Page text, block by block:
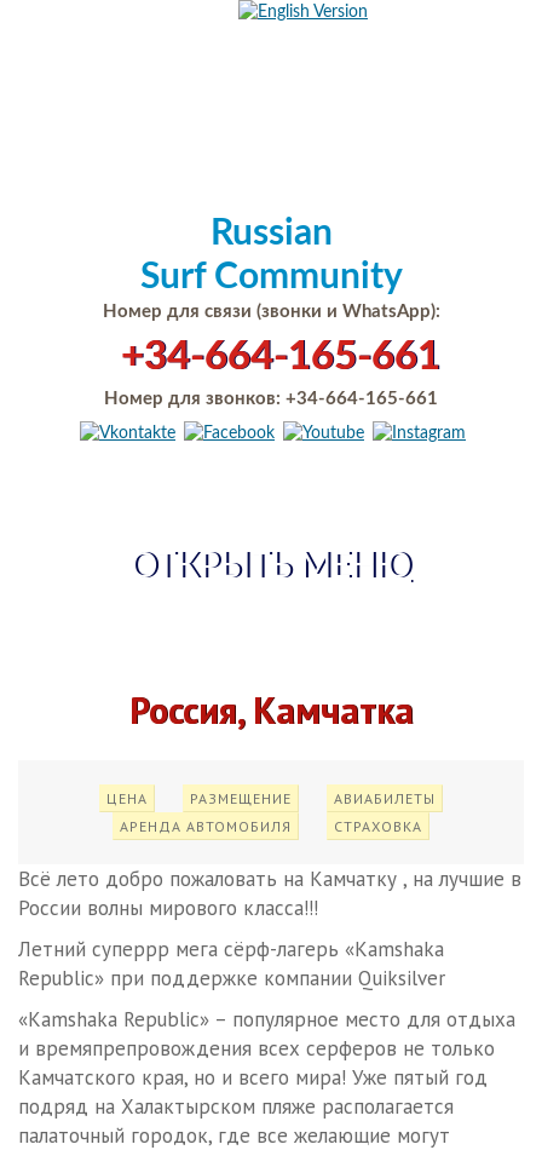
Russian
Surf Community
Номер для связи (звонки и WhatsApp):
+34-664-165-661
Номер для звонков: +34-664-165-661
ОТКРЫТЬ МЕНЮ
Россия, Камчатка
ЦЕНА РАЗМЕЩЕНИЕ
АВИАБИЛЕТЫ
АРЕНДА АВТОМОБИЛЯ
СТРАХОВКА
Всё лето добро пожаловать на Камчатку , на лучшие в
России волны мирового класса!!!
Летний суперрр мега сёрф-лагерь «Kamshaka
«Kamshaka Republic» – популярное место для отдыха
и времяпрепровождения всех серферов не только
Камчатского края, но и всего мира! Уже пятый год
подряд на Халактырском пляже располагается
палаточный городок, где все желающие могут